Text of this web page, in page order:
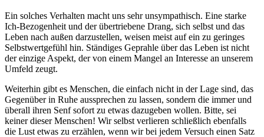
Ein solches Verhalten macht uns sehr unsympathisch. Eine starke
Ich-Bezogenheit und der übertriebene Drang, sich selbst und das
Leben nach außen darzustellen, weisen meist auf ein zu geringes
Selbstwertgefühl hin. Ständiges Geprahle über das Leben ist nicht
der einzige Aspekt, der von einem Mangel an Interesse an unserem
Umfeld zeugt.
Weiterhin gibt es Menschen, die einfach nicht in der Lage sind, das
Gegenüber in Ruhe aussprechen zu lassen, sondern die immer und
überall ihren Senf sofort zu etwas dazugeben wollen. Bitte, sei
keiner dieser Menschen! Wir selbst verlieren schließlich ebenfalls
die Lust etwas zu erzählen, wenn wir bei jedem Versuch einen Satz